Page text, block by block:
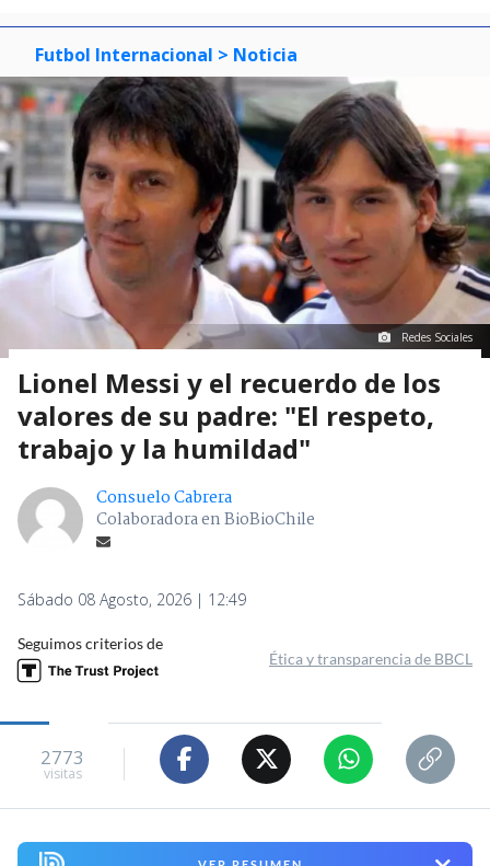
Futbol Internacional > Noticia
Redes Sociales
Lionel Messi y el recuerdo de los
valores de su padre: "El respeto,
trabajo y la humildad"
Consuelo Cabrera
Colaboradora en BioBioChile
Sábado 08 Agosto, 2026 | 12:49
Seguimos criterios de
Ética y transparencia de BBCL
2773
visitas